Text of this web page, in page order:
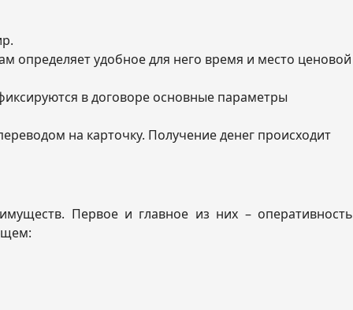
определяет удобное для него время и место ценовой
в договоре основные параметры
на карточку. Получение денег происходит
Первое и главное из них – оперативность